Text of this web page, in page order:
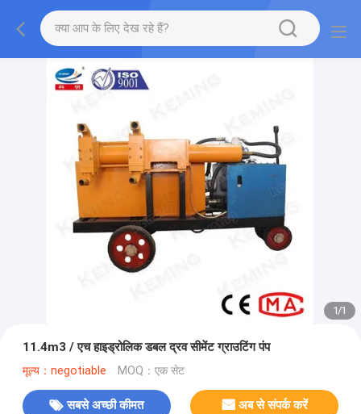
1/1
11.4m3 / एच हाइड्रोलिक डबल द्रव सीमेंट ग्राउटिंग पंप
मूल्य：negotiable MOQ：एक सेट
सबसे अच्छी कीमत अब से संपर्क करें